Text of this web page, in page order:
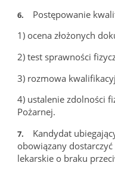
6. Postępowanie
1) ocena złożonych
2)test sprawności
3) rozmowa
4) ustalenie zdolności
Pożarnej.
7. Kandydat
obowiązany
lekarskie o braku